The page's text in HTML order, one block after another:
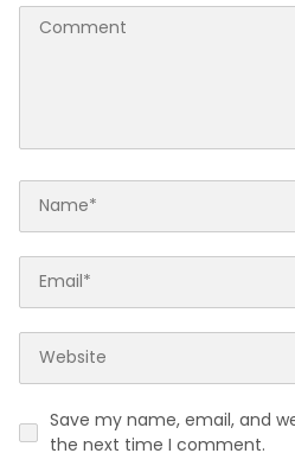
Save my name, email, and
the next time I comment.